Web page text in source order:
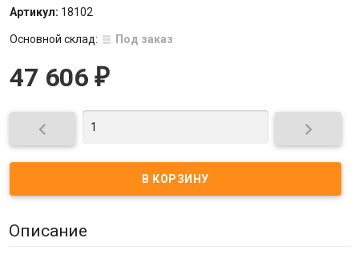
Артикул: 18102
Основной склад: Под заказ
47 606 ₽
 
Описание